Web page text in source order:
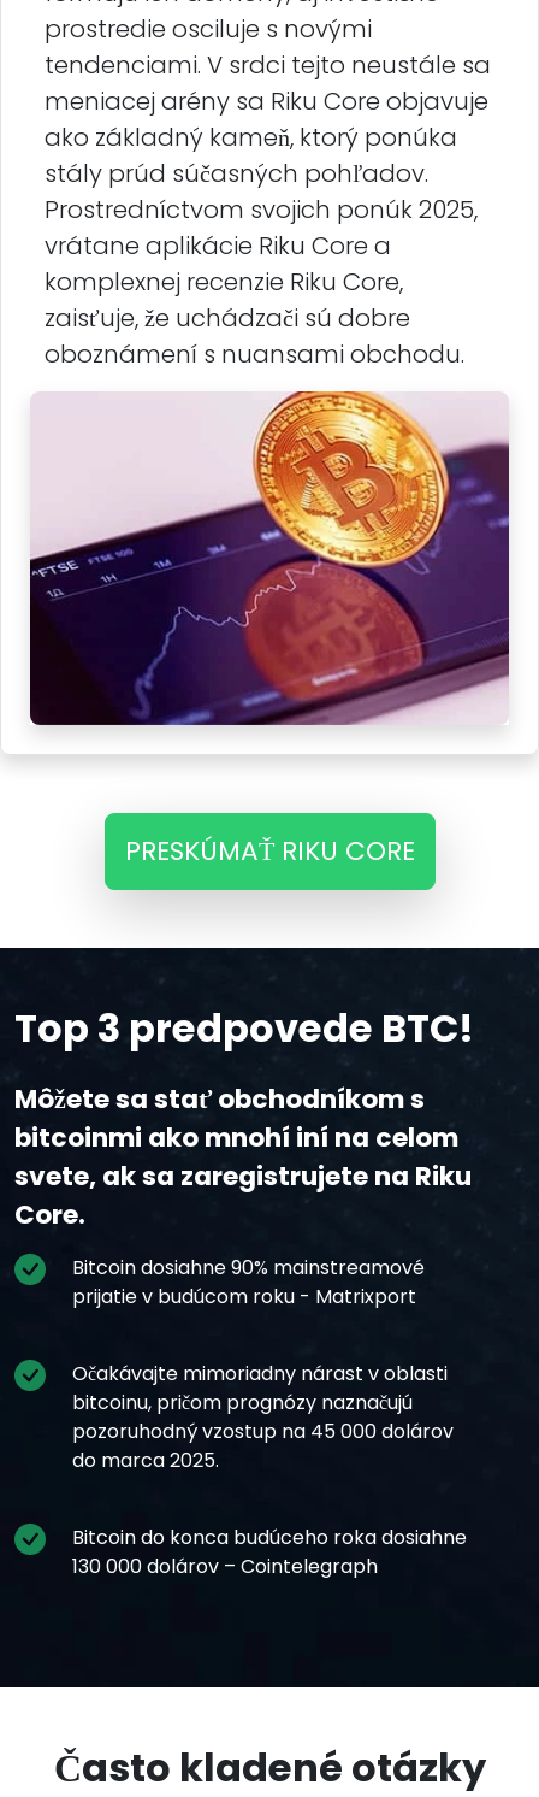
prostredie osciluje s novými
tendenciami. V srdci tejto neustále sa
meniacej arény sa Riku Core objavuje
ako základný kameň, ktorý ponúka
stály prúd súčasných pohľadov.
Prostredníctvom svojich ponúk 2025,
vrátane aplikácie Riku Core a
komplexnej recenzie Riku Core,
zaisťuje, že uchádzači sú dobre
oboznámení s nuansami obchodu.
PRESKÚMAŤ RIKU CORE
Top 3 predpovede BTC!
Môžete sa stať obchodníkom s
bitcoinmi ako mnohí iní na celom
svete, ak sa zaregistrujete na Riku
Core.
Bitcoin dosiahne 90% mainstreamové
prijatie v budúcom roku - Matrixport
Očakávajte mimoriadny nárast v oblasti
bitcoinu, pričom prognózy naznačujú
pozoruhodný vzostup na 45 000 dolárov
do marca 2025.
Bitcoin do konca budúceho roka dosiahne
130 000 dolárov – Cointelegraph
Často kladené otázky